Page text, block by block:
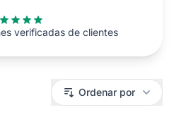
verificadas de clientes
Ordenar por